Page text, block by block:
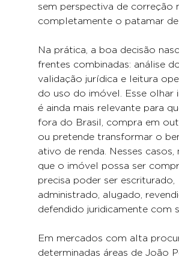
sem perspectiva de correção
completamente o patamar de
Na prática, a boa decisão
frentes combinadas: análise
validação jurídica e leitura
do uso do imóvel. Esse olhar
é ainda mais relevante para
fora do Brasil, compra em
ou pretende transformar o
ativo de renda. Nesses casos,
que o imóvel possa ser
precisa poder ser escriturado,
administrado, alugado,
defendido juridicamente com
Em mercados com alta
determinadas áreas de João